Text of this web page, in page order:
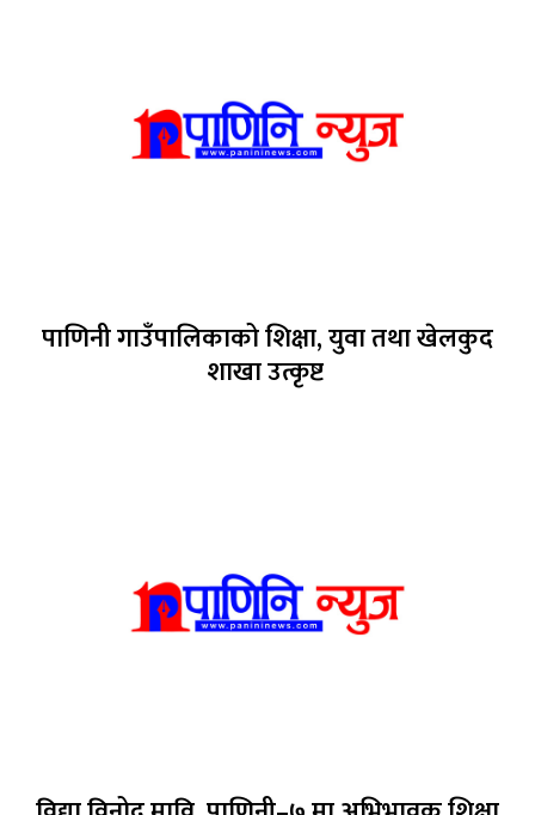
पाणिनी गाउँपालिकाको शिक्षा, युवा तथा खेलकुद
शाखा उत्कृष्ट